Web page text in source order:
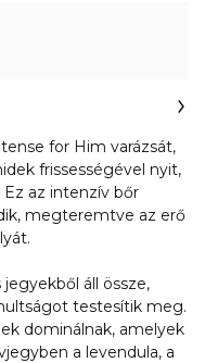
for Him varázsát,
frissességével nyit,
az intenzív bőr
megteremtve az erő
áll össze,
testesítik meg.
dominálnak, amelyek
a levendula, a